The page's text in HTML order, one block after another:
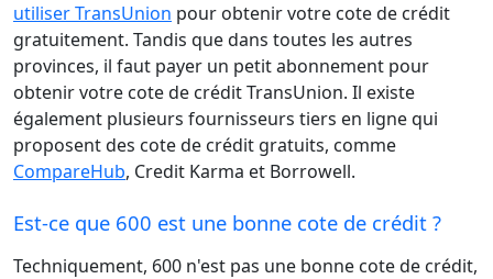
utiliser TransUnion pour obtenir votre cote de crédit
gratuitement. Tandis que dans toutes les autres
provinces, il faut payer un petit abonnement pour
obtenir votre cote de crédit TransUnion. Il existe
également plusieurs fournisseurs tiers en ligne qui
proposent des cote de crédit gratuits, comme
CompareHub, Credit Karma et Borrowell.
Est-ce que 600 est une bonne cote de crédit ?
Techniquement, 600 n'est pas une bonne cote de crédit,